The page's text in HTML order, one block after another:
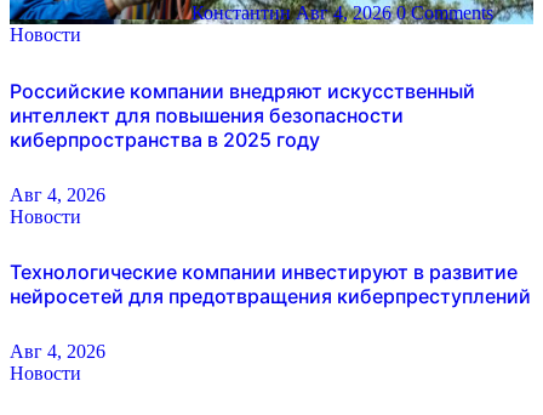
КонстантинАвг 4, 2026 0 Comments
Новости
Российские компании внедряют искусственный
интеллект для повышения безопасности
киберпространства в 2025 году
Авг 4, 2026
Новости
Технологические компании инвестируют в развитие
нейросетей для предотвращения киберпреступлений
Авг 4, 2026
Новости